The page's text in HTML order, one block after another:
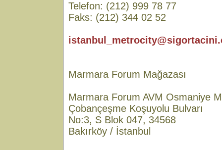
Telefon: (212) 999 78 77
Faks: (212) 344 02 52
Marmara Forum Mağazası
Marmara Forum AVM Osmaniye
Çobançeşme Koşuyolu Bulvarı
No:3, S Blok 047, 34568
Bakırköy / İstanbul